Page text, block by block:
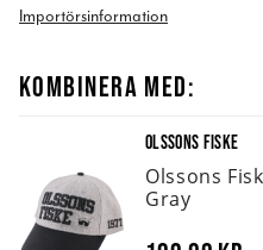
Importörsinformation
KOMBINERA MED:
OLSSONS FISKE
Olssons
Gray